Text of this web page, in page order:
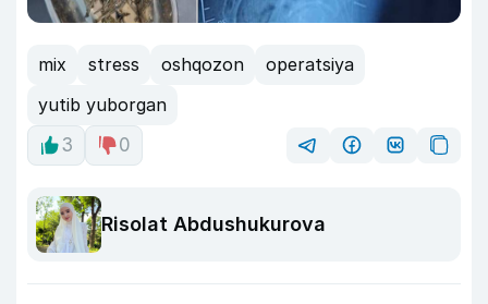
mix stress oshqozon
operatsiya
yutib yuborgan
3
0
Risolat Abdushukurova